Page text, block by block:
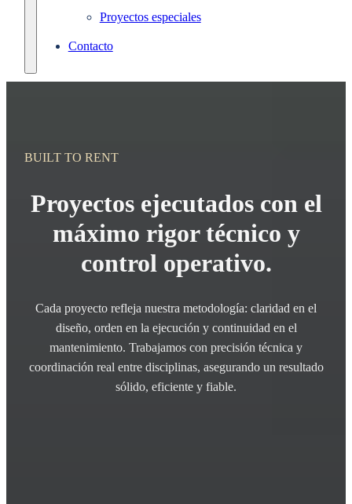
Proyectos especiales
Contacto
BUILT TO RENT
Proyectos ejecutados con el
máximo rigor técnico y
control operativo.
Cada proyecto refleja nuestra metodología: claridad en el
diseño, orden en la ejecución y continuidad en el
mantenimiento. Trabajamos con precisión técnica y
coordinación real entre disciplinas, asegurando un resultado
sólido, eficiente y fiable.